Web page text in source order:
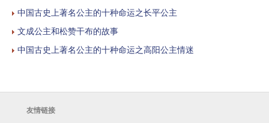
中国古史上著名公主的十种命运之长平公主
文成公主和松赞干布的故事
中国古史上著名公主的十种命运之高阳公主情迷
友情链接